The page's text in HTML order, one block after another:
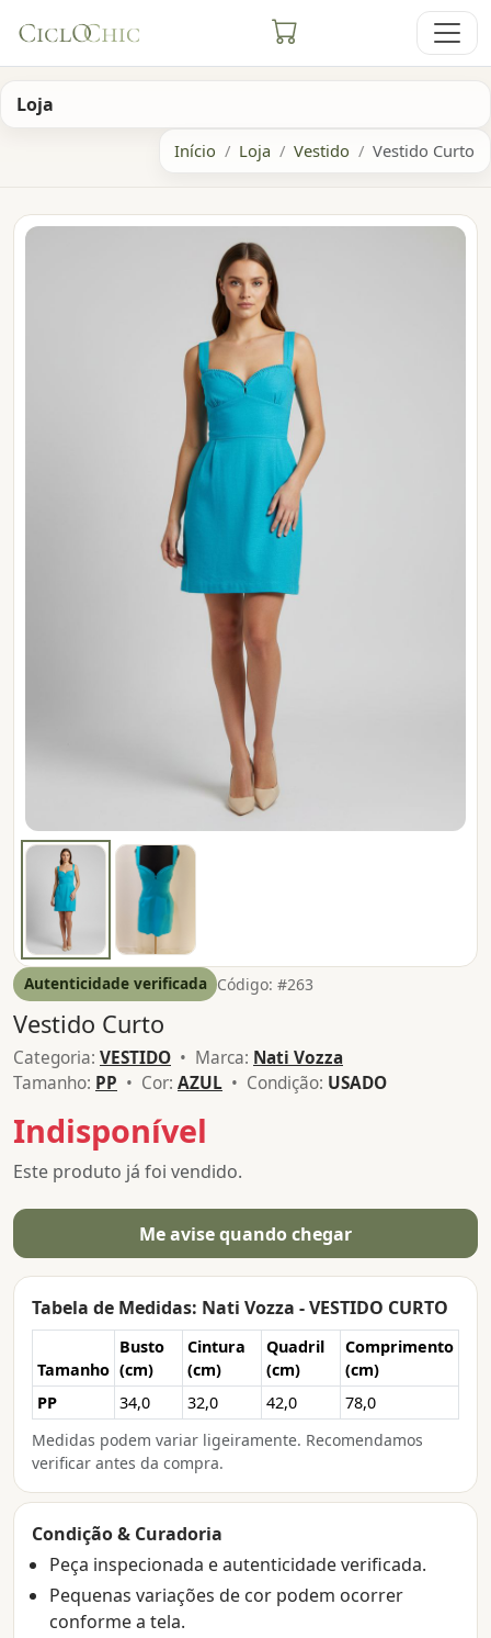
Loja
Início Loja Vestido Vestido Curto
Autenticidade verificada Código: #263
Vestido Curto
Categoria: VESTIDO • Marca: Nati Vozza
Tamanho: PP • Cor: AZUL • Condição: USADO
Indisponível
Este produto já foi vendido.
Me avise quando chegar
Tabela de Medidas: Nati Vozza - VESTIDO CURTO
Tamanho
Busto
(cm)
Cintura
(cm)
Quadril
(cm)
Comprimento
(cm)
PP
34,0 32,0 42,0
78,0
Medidas podem variar ligeiramente. Recomendamos
verificar antes da compra.
Condição & Curadoria
Peça inspecionada e autenticidade verificada.
Pequenas variações de cor podem ocorrer
conforme a tela.